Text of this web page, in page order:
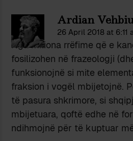
Ardian
26 April 2018 at 6:11
Nga miliona rrëfime që e
fosilizohen në frazeologji
funksionojnë si mite
fraksion i vogël mbijetojnë.
të pasura shkrimore, si
mbijetuara, qoftë edhe në
ndihmojnë për të kuptuar